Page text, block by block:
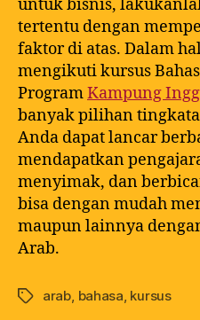
untuk bisnis,
tertentu dengan
faktor di atas. Dalam
mengikuti kursus
ProgramKampung
banyak pilihan
Anda dapat lancar
mendapatkan
menyimak, dan
bisa dengan mudah
maupun lainnya
Arab.
arab, bahasa, kursus